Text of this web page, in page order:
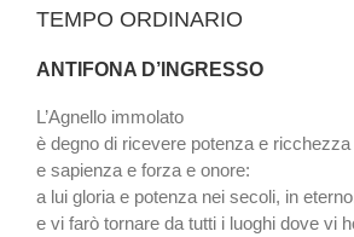
TEMPO ORDINARIO
ANTIFONA D’INGRESSO
L’Agnello immolato
è degno di ricevere potenza e ricchezza
e sapienza e forza e onore:
a lui gloria e potenza nei secoli, in
e vi farò tornare da tutti i luoghi dove vi